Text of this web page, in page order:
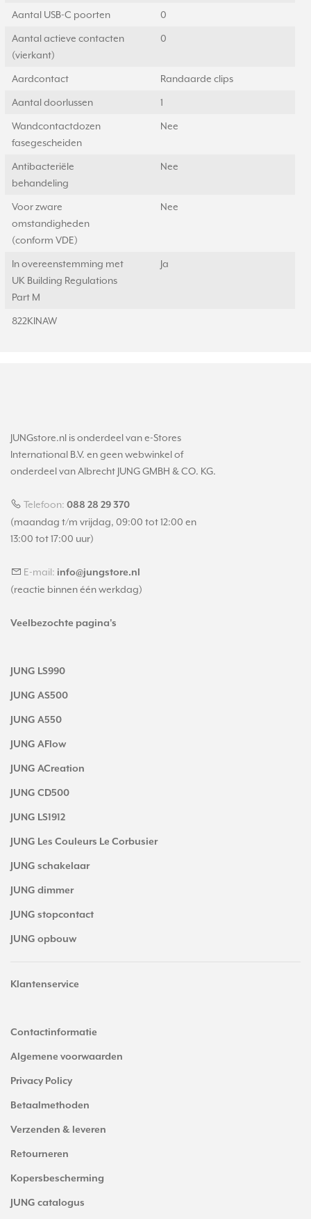
Aantal USB-C poorten 0
Aantal actieve contacten
(vierkant)
0
Aardcontact Randaarde clips
Aantal doorlussen 1
Wandcontactdozen
fasegescheiden
Nee
Antibacteriële
behandeling
Nee
Voor zware
omstandigheden
(conform VDE)
Nee
In overeenstemming met
UK Building Regulations
Part M
Ja
822KINAW
JUNGstore.nl is onderdeel van e-Stores
International B.V. en geen webwinkel of
onderdeel van Albrecht JUNG GMBH & CO. KG.
Telefoon: 088 28 29 370
(maandag t/m vrijdag, 09:00 tot 12:00 en
13:00 tot 17:00 uur)
E-mail: info@jungstore.nl
(reactie binnen één werkdag)
Veelbezochte pagina's
JUNG LS990
JUNG AS500
JUNG A550
JUNG AFlow
JUNG ACreation
JUNG CD500
JUNG LS1912
JUNG Les Couleurs Le Corbusier
JUNG schakelaar
JUNG dimmer
JUNG stopcontact
JUNG opbouw
Klantenservice
Contactinformatie
Algemene voorwaarden
Privacy Policy
Betaalmethoden
Verzenden & leveren
Retourneren
Kopersbescherming
JUNG catalogus